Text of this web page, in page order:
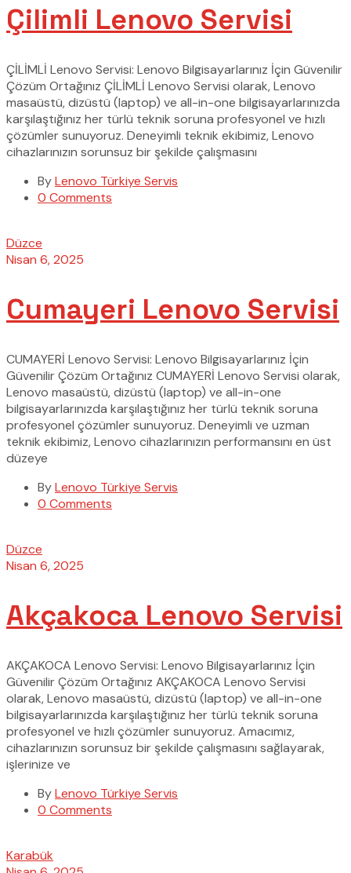
Çilimli Lenovo Servisi
ÇİLİMLİ Lenovo Servisi: Lenovo Bilgisayarlarınız İçin Güvenilir
Çözüm Ortağınız ÇİLİMLİ Lenovo Servisi olarak, Lenovo
masaüstü, dizüstü (laptop) ve all-in-one bilgisayarlarınızda
karşılaştığınız her türlü teknik soruna profesyonel ve hızlı
çözümler sunuyoruz. Deneyimli teknik ekibimiz, Lenovo
cihazlarınızın sorunsuz bir şekilde çalışmasını
ByLenovo Türkiye Servis
0 Comments
Düzce
Nisan 6, 2025
Cumayeri Lenovo Servisi
CUMAYERİ Lenovo Servisi: Lenovo Bilgisayarlarınız İçin
Güvenilir Çözüm Ortağınız CUMAYERİ Lenovo Servisi olarak,
Lenovo masaüstü, dizüstü (laptop) ve all-in-one
bilgisayarlarınızda karşılaştığınız her türlü teknik soruna
profesyonel çözümler sunuyoruz. Deneyimli ve uzman
teknik ekibimiz, Lenovo cihazlarınızın performansını en üst
düzeye
ByLenovo Türkiye Servis
0 Comments
Düzce
Nisan 6, 2025
Akçakoca Lenovo Servisi
AKÇAKOCA Lenovo Servisi: Lenovo Bilgisayarlarınız İçin
Güvenilir Çözüm Ortağınız AKÇAKOCA Lenovo Servisi
olarak, Lenovo masaüstü, dizüstü (laptop) ve all-in-one
bilgisayarlarınızda karşılaştığınız her türlü teknik soruna
profesyonel ve hızlı çözümler sunuyoruz. Amacımız,
cihazlarınızın sorunsuz bir şekilde çalışmasını sağlayarak,
işlerinize ve
ByLenovo Türkiye Servis
0 Comments
Karabük